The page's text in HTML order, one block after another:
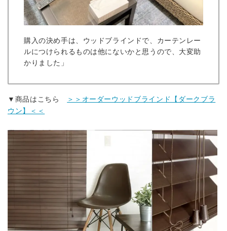
購入の決め手は、ウッドブラインドで、カーテンレー
ルにつけられるものは他にないかと思うので、大変助
かりました」
▼商品はこちら
＞＞オーダーウッドブラインド【ダークブラ
ウン】＜＜